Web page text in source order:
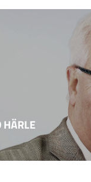
am oberen
zehn Kilometer
vor Christus.
interessant für
ist gleich, was
eine Frage, die
Prophetie
dass diese
auch, dass schon